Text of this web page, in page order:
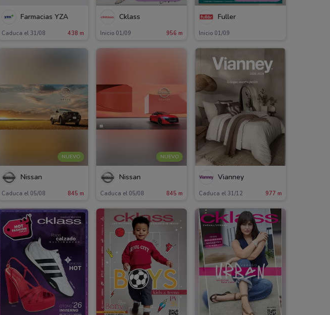
Farmacias YZA
Caduca el 31/08 438 m
Cklass
Inicio 01/09 956 m
Fuller
Inicio 01/09
NUEVO
Nissan
Caduca el 05/08 845 m
NUEVO
Nissan
Caduca el 05/08 845 m
Vianney
Caduca el 31/12 977 m